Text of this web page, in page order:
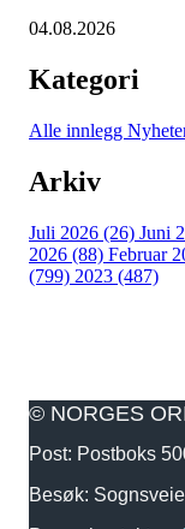
04.08.2026
Kategori
Alle innlegg
Arkiv
Juli 2026 (26) Juni
2026 (88) Februar
(799) 2023 (487)
© NORGES
Post: Postboks
Besøk: